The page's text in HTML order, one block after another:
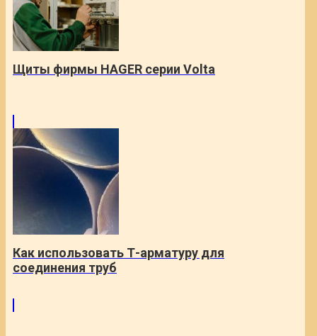
Щиты фирмы HAGER серии Volta
Как использовать Т-арматуру для
соединения труб